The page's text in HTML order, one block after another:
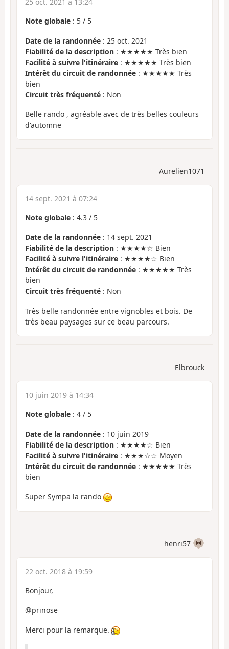
25 oct. 2021 à 13:24
Note globale : 5 / 5
Date de la randonnée : 25 oct. 2021
Fiabilité de la description : ★★★★★ Très bien
Facilité à suivre l'itinéraire : ★★★★★ Très bien
Intérêt du circuit de randonnée : ★★★★★ Très
bien
Circuit très fréquenté : Non
Belle rando , agréable avec de très belles couleurs
d'automne
Aurelien1071
14 sept. 2021 à 07:24
Note globale : 4.3 / 5
Date de la randonnée : 14 sept. 2021
Fiabilité de la description : ★★★★☆ Bien
Facilité à suivre l'itinéraire : ★★★★☆ Bien
Intérêt du circuit de randonnée : ★★★★★ Très
bien
Circuit très fréquenté : Non
Très belle randonnée entre vignobles et bois. De
très beau paysages sur ce beau parcours.
Elbrouck
10 juin 2019 à 14:34
Note globale : 4 / 5
Date de la randonnée : 10 juin 2019
Fiabilité de la description : ★★★★☆ Bien
Facilité à suivre l'itinéraire : ★★★☆☆ Moyen
Intérêt du circuit de randonnée : ★★★★★ Très
bien
Super Sympa la rando
henri57
22 oct. 2018 à 19:59
Bonjour,
@prinose
Merci pour la remarque.